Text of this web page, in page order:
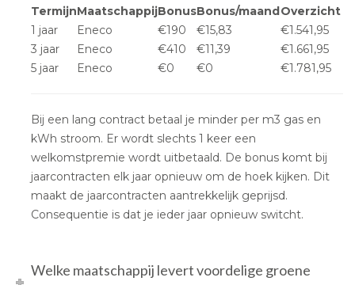
TermijnMaatschappijBonusBonus/maandOverzicht
1 jaar
Eneco €190 €15,83
€1.541,95
3 jaar
Eneco €410 €11,39
€1.661,95
5 jaar
Eneco €0 €0 €1.781,95
Bij een lang contract betaal je minder per m3 gas en
kWh stroom. Er wordt slechts 1 keer een
welkomstpremie wordt uitbetaald. De bonus komt bij
jaarcontracten elk jaar opnieuw om de hoek kijken. Dit
maakt de jaarcontracten aantrekkelijk geprijsd.
Consequentie is dat je ieder jaar opnieuw switcht.
Welke maatschappij levert voordelige groene